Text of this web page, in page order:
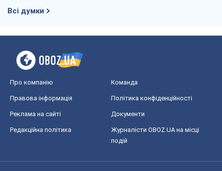
Всі думки
Про компанію Команда
Правова інформація Політика конфіденційності
Реклама на сайті Документи
Редакційна політика
Журналісти OBOZ.UA на місці
подій